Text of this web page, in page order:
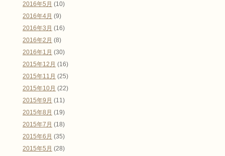
2016年5月 (10)
2016年4月 (9)
2016年3月 (16)
2016年2月 (8)
2016年1月 (30)
2015年12月 (16)
2015年11月 (25)
2015年10月 (22)
2015年9月 (11)
2015年8月 (19)
2015年7月 (18)
2015年6月 (35)
2015年5月 (28)